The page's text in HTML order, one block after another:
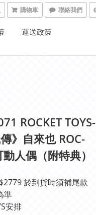
購物車 聯絡我們
運送政策
ROCKET TOYS-
》自來也 ROC-
人偶（附特典）
於到貨時須補尾款
準
安排